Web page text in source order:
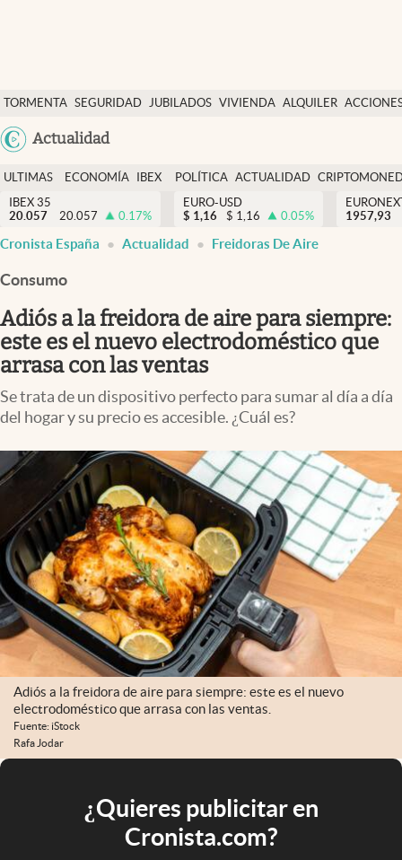
TORMENTA SEGURIDAD JUBILADOS VIVIENDA ALQUILER
USA
Actualidad
Economía y finanzas
Política
Actualidad
Criptomonedas
España
ULTIMAS
NOTICIAS
ECONOMÍA
FINANZAS
IBEX
EURO
POLÍTICA ACTUALIDAD
IBEX 35
20.057
20.057 0.17%
EURO-USD
$ 1,16 $ 1,16 0.05%
1957,93
Cronista España Actualidad Freidoras De Aire
Consumo
Adiós a la freidora de aire para siempre:
este es el nuevo electrodoméstico que
arrasa con las ventas
Se trata de un dispositivo perfecto para sumar al día a día
del hogar y su precio es accesible. ¿Cuál es?
Adiós a la freidora de aire para siempre: este es el nuevo
electrodoméstico que arrasa con las ventas.
Fuente: iStock
Rafa Jodar
¿Quieres publicitar en
Cronista.com?